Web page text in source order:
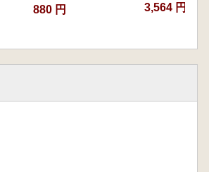
880 円 3,564 円~